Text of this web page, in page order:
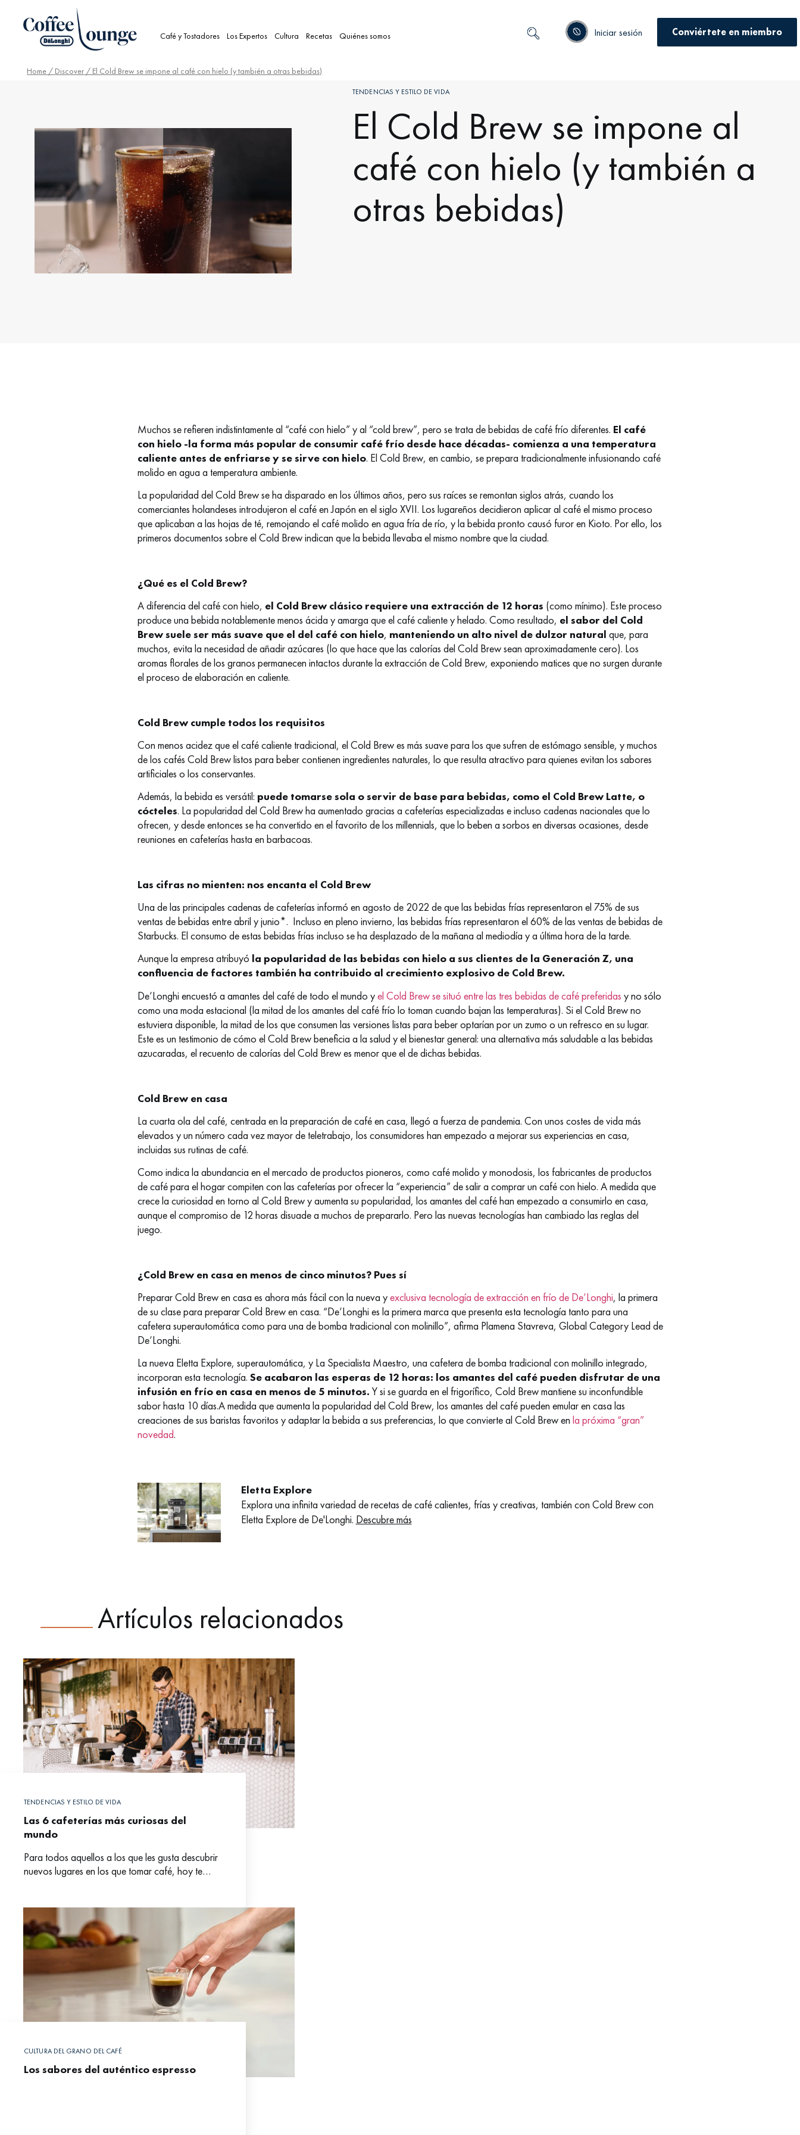
Café y Tostadores Los Expertos Cultura Recetas Quiénes somos Iniciar sesión Conviértete en miembro
Home / Discover / El Cold Brew se impone al café con hielo (y también a otras bebidas)
TENDENCIAS Y ESTILO DE VIDA
El Cold Brew se impone al
café con hielo (y también a
otras bebidas)
Muchos se refieren indistintamente al “café con hielo” y al “cold brew”, pero se trata de bebidas de café frío diferentes. El café
con hielo -la forma más popular de consumir café frío desde hace décadas- comienza a una temperatura
caliente antes de enfriarse y se sirve con hielo. El Cold Brew, en cambio, se prepara tradicionalmente infusionando café
molido en agua a temperatura ambiente.
La popularidad del Cold Brew se ha disparado en los últimos años, pero sus raíces se remontan siglos atrás, cuando los
comerciantes holandeses introdujeron el café en Japón en el siglo XVII. Los lugareños decidieron aplicar al café el mismo proceso
que aplicaban a las hojas de té, remojando el café molido en agua fría de río, y la bebida pronto causó furor en Kioto. Por ello, los
primeros documentos sobre el Cold Brew indican que la bebida llevaba el mismo nombre que la ciudad.
¿Qué es el Cold Brew?
A diferencia del café con hielo, el Cold Brew clásico requiere una extracción de 12 horas (como mínimo). Este proceso
produce una bebida notablemente menos ácida y amarga que el café caliente y helado. Como resultado, el sabor del Cold
Brew suele ser más suave que el del café con hielo, manteniendo un alto nivel de dulzor natural que, para
muchos, evita la necesidad de añadir azúcares (lo que hace que las calorías del Cold Brew sean aproximadamente cero). Los
aromas florales de los granos permanecen intactos durante la extracción de Cold Brew, exponiendo matices que no surgen durante
el proceso de elaboración en caliente.
Cold Brew cumple todos los requisitos
Con menos acidez que el café caliente tradicional, el Cold Brew es más suave para los que sufren de estómago sensible, y muchos
de los cafés Cold Brew listos para beber contienen ingredientes naturales, lo que resulta atractivo para quienes evitan los sabores
artificiales o los conservantes.
Además, la bebida es versátil: puede tomarse sola o servir de base para bebidas, como el Cold Brew Latte, o
cócteles. La popularidad del Cold Brew ha aumentado gracias a cafeterías especializadas e incluso cadenas nacionales que lo
ofrecen, y desde entonces se ha convertido en el favorito de los millennials, que lo beben a sorbos en diversas ocasiones, desde
reuniones en cafeterías hasta en barbacoas.
Las cifras no mienten: nos encanta el Cold Brew
Una de las principales cadenas de cafeterías informó en agosto de 2022 de que las bebidas frías representaron el 75% de sus
ventas de bebidas entre abril y junio*. Incluso en pleno invierno, las bebidas frías representaron el 60% de las ventas de bebidas de
Starbucks. El consumo de estas bebidas frías incluso se ha desplazado de la mañana al mediodía y a última hora de la tarde.
Aunque la empresa atribuyó la popularidad de las bebidas con hielo a sus clientes de la Generación Z, una
confluencia de factores también ha contribuido al crecimiento explosivo de Cold Brew.
De’Longhi encuestó a amantes del café de todo el mundo yel Cold Brew se situó entre las tres bebidas de café preferidas y no sólo
como una moda estacional (la mitad de los amantes del café frío lo toman cuando bajan las temperaturas). Si el Cold Brew no
estuviera disponible, la mitad de los que consumen las versiones listas para beber optarían por un zumo o un refresco en su lugar.
Este es un testimonio de cómo el Cold Brew beneficia a la salud y el bienestar general: una alternativa más saludable a las bebidas
azucaradas, el recuento de calorías del Cold Brew es menor que el de dichas bebidas.
Cold Brew en casa
La cuarta ola del café, centrada en la preparación de café en casa, llegó a fuerza de pandemia. Con unos costes de vida más
elevados y un número cada vez mayor de teletrabajo, los consumidores han empezado a mejorar sus experiencias en casa,
incluidas sus rutinas de café.
Como indica la abundancia en el mercado de productos pioneros, como café molido y monodosis, los fabricantes de productos
de café para el hogar compiten con las cafeterías por ofrecer la “experiencia” de salir a comprar un café con hielo. A medida que
crece la curiosidad en torno al Cold Brew y aumenta su popularidad, los amantes del café han empezado a consumirlo en casa,
aunque el compromiso de 12 horas disuade a muchos de prepararlo. Pero las nuevas tecnologías han cambiado las reglas del
juego.
¿Cold Brew en casa en menos de cinco minutos? Pues sí
Preparar Cold Brew en casa es ahora más fácil con la nueva yexclusiva tecnología de extracción en frío de De’Longhi, la primera
de su clase para preparar Cold Brew en casa. “De’Longhi es la primera marca que presenta esta tecnología tanto para una
cafetera superautomática como para una de bomba tradicional con molinillo”, afirma Plamena Stavreva, Global Category Lead de
De’Longhi.
La nueva Eletta Explore, superautomática, y La Specialista Maestro, una cafetera de bomba tradicional con molinillo integrado,
incorporan esta tecnología. Se acabaron las esperas de 12 horas: los amantes del café pueden disfrutar de una
infusión en frío en casa en menos de 5 minutos. Y si se guarda en el frigorífico, Cold Brew mantiene su inconfundible
sabor hasta 10 días.A medida que aumenta la popularidad del Cold Brew, los amantes del café pueden emular en casa las
creaciones de sus baristas favoritos y adaptar la bebida a sus preferencias, lo que convierte al Cold Brew en la próxima “gran”
novedad.
Eletta Explore
Explora una infinita variedad de recetas de café calientes, frías y creativas, también con Cold Brew con
Eletta Explore de De'Longhi. Descubre más
Artículos relacionados
TENDENCIAS Y ESTILO DE VIDA
Las 6 cafeterías más curiosas del
mundo
Para todos aquellos a los que les gusta descubrir
nuevos lugares en los que tomar café, hoy te
CULTURA DEL GRANO DEL CAFÉ
Los sabores del auténtico espresso